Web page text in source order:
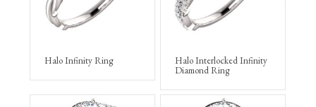
Halo Infinity Ring
Halo Interlocked Infinity
Diamond Ring